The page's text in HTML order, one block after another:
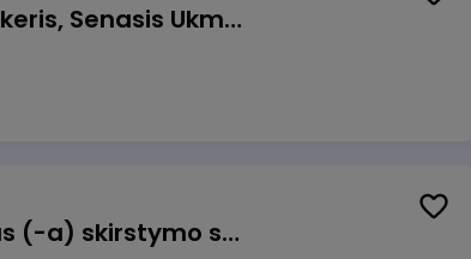
Prekių surinkėjas (-a) - pickeris, Senasis Ukmergės kelias 8, Avižieniai
Užsakymų komplektuotojas (-a) skirstymo sandėlyje